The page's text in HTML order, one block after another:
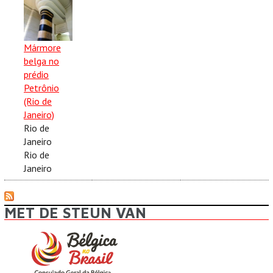
Mármore
belga no
prédio
Petrônio
(Rio de
Janeiro)
Rio de
Janeiro
Rio de
Janeiro
MET DE STEUN VAN